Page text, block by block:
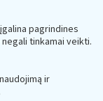
pagrindines
tinkamai veikti.
ir